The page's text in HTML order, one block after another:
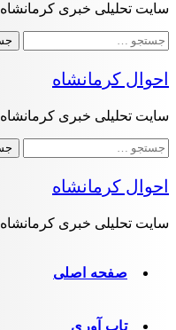
سایت تحلیلی خبری کرمانشاه
جستجو
برای:
احوال کرمانشاه
سایت تحلیلی خبری کرمانشاه
جستجو
برای:
احوال کرمانشاه
سایت تحلیلی خبری کرمانشاه
صفحه اصلی
تاب آوری